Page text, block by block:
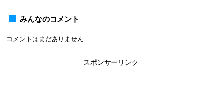
みんなのコメント
コメントはまだありません
スポンサーリンク